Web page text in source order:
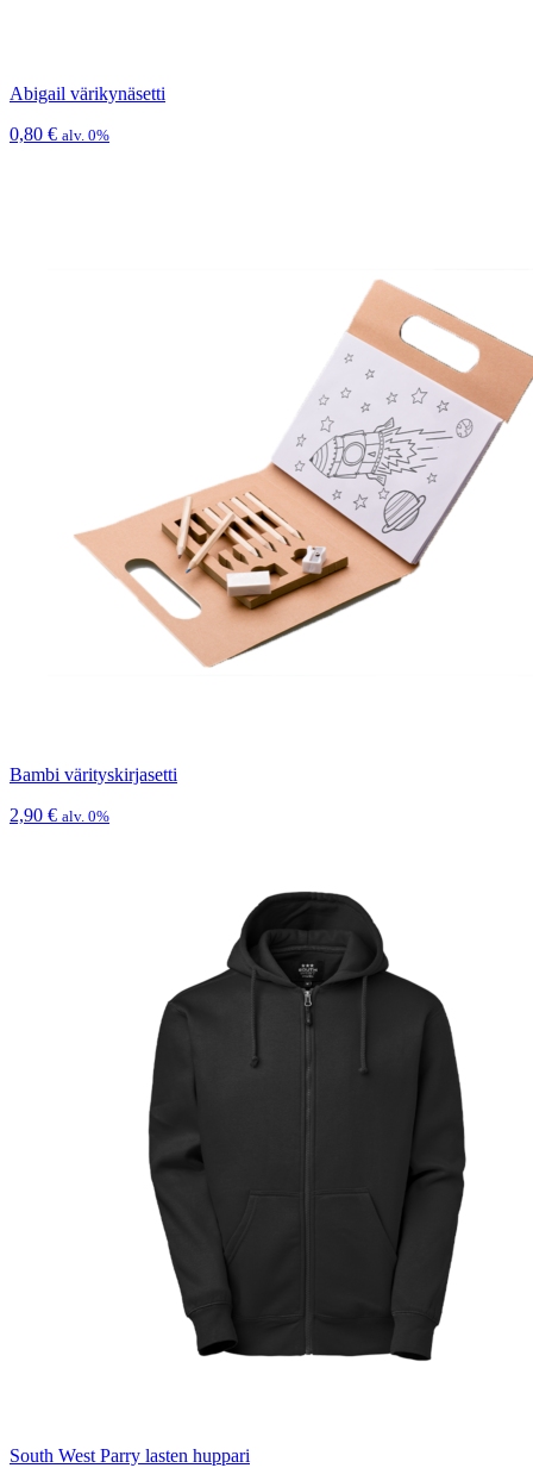
Abigail värikynäsetti
0,80 € alv. 0%
Bambi värityskirjasetti
2,90 € alv. 0%
South West Parry lasten huppari